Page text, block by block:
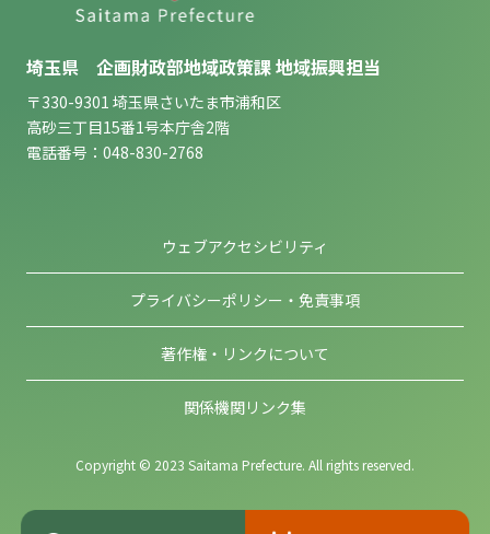
埼玉県 企画財政部地域政策課 地域振興担当
〒330-9301 埼玉県さいたま市浦和区
高砂三丁目15番1号本庁舎2階
電話番号：048-830-2768
ウェブアクセシビリティ
プライバシーポリシー・免責事項
著作権・リンクについて
関係機関リンク集
Copyright © 2023 Saitama Prefecture. All rights reserved.